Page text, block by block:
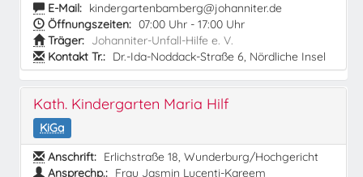
E-Mail: kindergartenbamberg@johanniter.de
Öffnungszeiten: 07:00 Uhr - 17:00 Uhr
Träger: Johanniter-Unfall-Hilfe e. V.
Kontakt Tr.: Dr.-Ida-Noddack-Straße 6, Nördliche Insel
Kath. Kindergarten Maria Hilf
KiGa
Anschrift: Erlichstraße 18, Wunderburg/Hochgericht
Ansprechp.: Frau Jasmin Lucenti-Kareem